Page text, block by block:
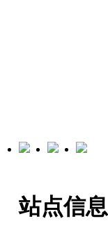
站点信息